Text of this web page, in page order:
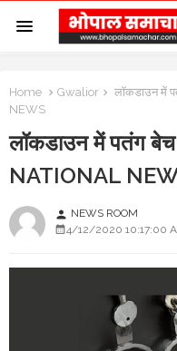
Home Gwalior
लॉकडाउन में
NEWS
लॉकडाउन में पतंग बेच
NATIONAL
person NEWS ROOM
4/12/2020 10:17:00